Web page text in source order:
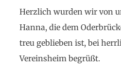
Herzlich wurden wir von
Hanna, die dem
treu geblieben ist, bei
Vereinsheim begrüßt.